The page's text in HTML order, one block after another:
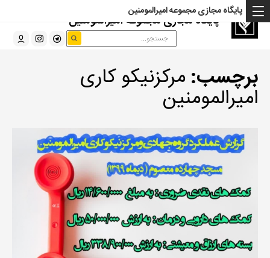
پایگاه مجازی مجموعه امیرالمومنین
پایگاه مجازی مجموعه امیرالمومنین
برچسب: مرکزنیکو کاری
امیرالمومنین